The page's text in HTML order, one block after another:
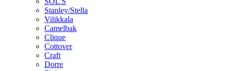
Stanley/Stella
Vilikkala
Camelbak
Clique
Cottover
Craft
Dorre